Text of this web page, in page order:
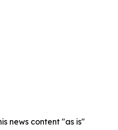
news content "as is"